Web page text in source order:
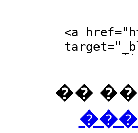
��